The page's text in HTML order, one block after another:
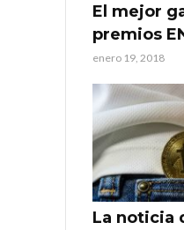
El mejor
premios
enero 19, 2018
La noticia